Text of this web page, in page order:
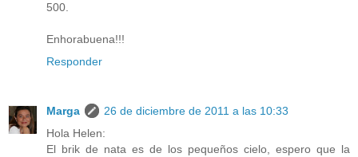
500.
Enhorabuena!!!
Responder
Marga
26 de diciembre de 2011 a las 10:33
Hola Helen:
El brik de nata es de los pequeños cielo, espero que la